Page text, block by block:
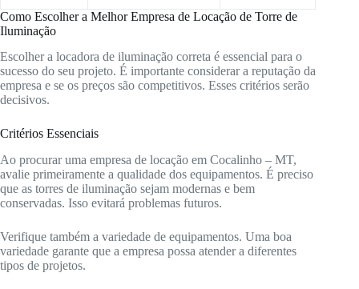
Como Escolher a Melhor Empresa de Locação de Torre de
Iluminação
Escolher a locadora de iluminação correta é essencial para o
sucesso do seu projeto. É importante considerar a reputação da
empresa e se os preços são competitivos. Esses critérios serão
decisivos.
Critérios Essenciais
Ao procurar uma empresa de locação em Cocalinho – MT,
avalie primeiramente a qualidade dos equipamentos. É preciso
que as torres de iluminação sejam modernas e bem
conservadas. Isso evitará problemas futuros.
Verifique também a variedade de equipamentos. Uma boa
variedade garante que a empresa possa atender a diferentes
tipos de projetos.